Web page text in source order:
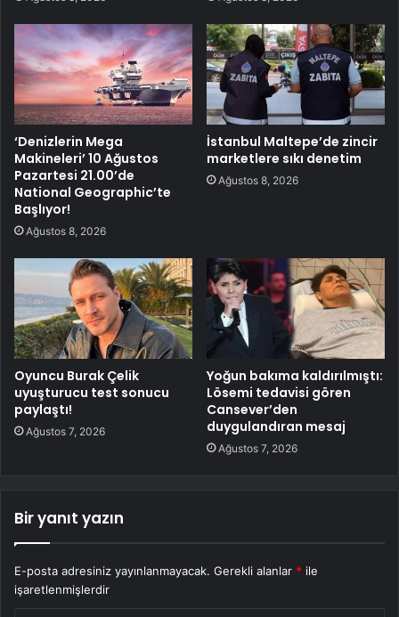
‘Denizlerin Mega
Makineleri’ 10 Ağustos
Pazartesi 21.00’de
National Geographic’te
Başlıyor!
Ağustos 8, 2026
İstanbul Maltepe’de zincir
marketlere sıkı denetim
Ağustos 8, 2026
Oyuncu Burak Çelik
uyuşturucu test sonucu
paylaştı!
Ağustos 7, 2026
Yoğun bakıma kaldırılmıştı:
Lösemi tedavisi gören
Cansever’den
duygulandıran mesaj
Ağustos 7, 2026
Bir yanıt yazın
E-posta adresiniz yayınlanmayacak. Gerekli alanlar * ile
işaretlenmişlerdir